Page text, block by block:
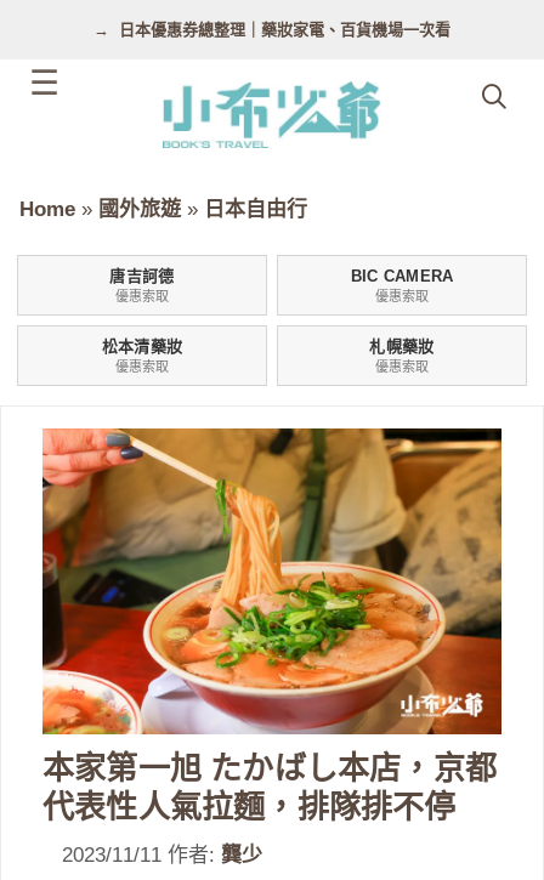
日本優惠券總整理｜藥妝家電、百貨機場一次看
Home » 國外旅遊 » 日本自由行
唐吉訶德
優惠索取
BIC CAMERA
優惠索取
松本清藥妝
優惠索取
札幌藥妝
優惠索取
本家第一旭 たかばし本店，京都
代表性人氣拉麵，排隊排不停
2023/11/11 作者: 龔少